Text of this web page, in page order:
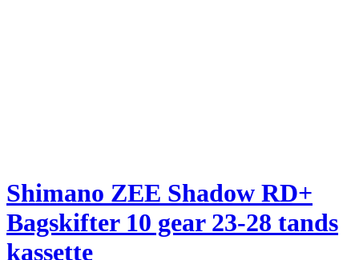
Shimano ZEE Shadow RD+
Bagskifter 10 gear 23-28 tands
kassette